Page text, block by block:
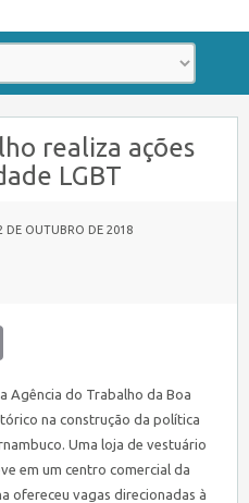
realiza ações
LGBT
DE OUTUBRO DE 2018
Agência do Trabalho da Boa
na construção da política
Uma loja de vestuário
em um centro comercial da
ofereceu vagas direcionadas à